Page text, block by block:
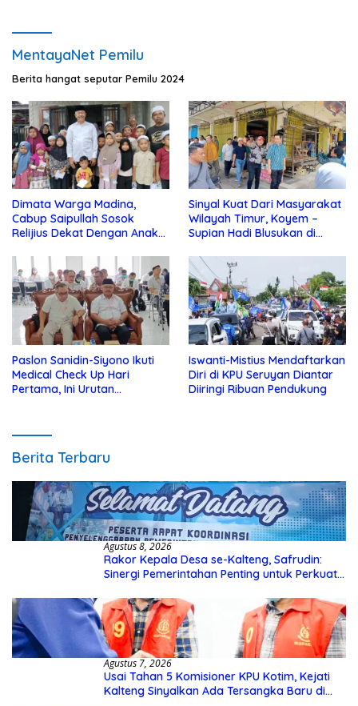
MentayaNet Pemilu
Berita hangat seputar Pemilu 2024
Dimata Warga Madina,
Cabup Saipullah Sosok
Relijius Dekat Dengan Anak
Sinyal Kuat Dari Masyarakat
Wilayah Timur, Koyem –
Supian Hadi Blusukan di
Paslon Sanidin-Siyono Ikuti
Medical Check Up Hari
Pertama, Ini Urutan
Iswanti-Mistius Mendaftarkan
Diri di KPU Seruyan Diantar
Diiringi Ribuan Pendukung
Berita Terbaru
Agustus 8, 2026
Rakor Kepala Desa se-Kalteng, Safrudin:
Sinergi Pemerintahan Penting untuk Perkuat
Agustus 7, 2026
Usai Tahan 5 Komisioner KPU Kotim, Kejati
Kalteng Sinyalkan Ada Tersangka Baru di